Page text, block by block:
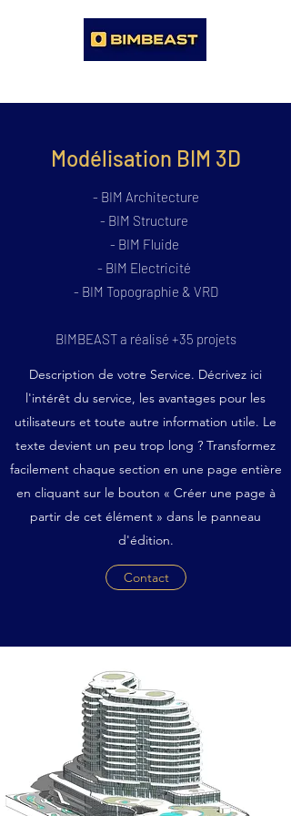
Modélisation BIM 3D
- BIM Architecture
- BIM Structure
- BIM Fluide
- BIM Electricité
- BIM Topographie & VRD
BIMBEAST a réalisé +35 projets
Description de votre Service. Décrivez ici
l'intérêt du service, les avantages pour les
utilisateurs et toute autre information utile. Le
texte devient un peu trop long ? Transformez
facilement chaque section en une page entière
en cliquant sur le bouton « Créer une page à
partir de cet élément » dans le panneau
d'édition.
Contact